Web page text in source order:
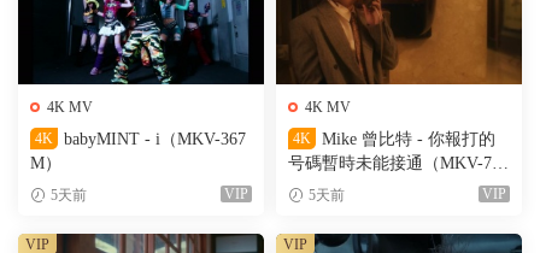
4K MV
4K
babyMINT - i（MKV-367
M）
5天前 VIP
4K MV
4K
Mike 曾比特 - 你報打的
号碼暫時未能接通（MKV-701
M）5天前 VIP
VIP VIP